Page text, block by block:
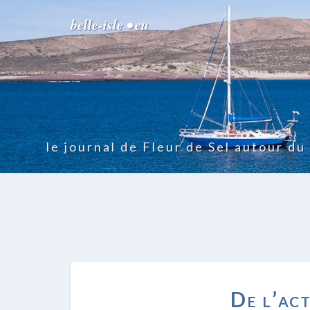
belle-isle • eu
le journal de Fleur de Sel autour du
De